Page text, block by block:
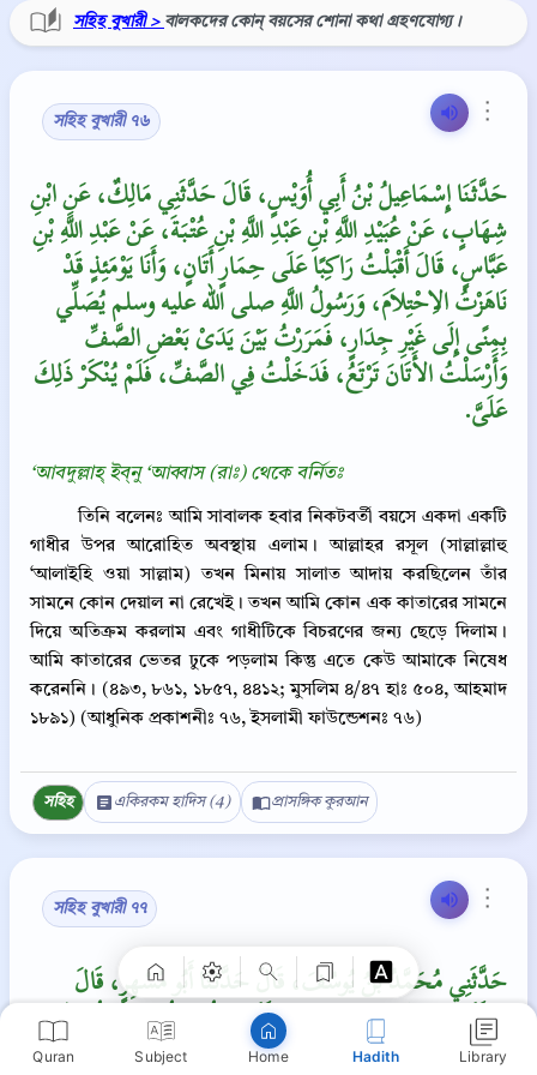
Quran Subject Home Hadith Library
সহিহ বুখারী > বালকদের কোন্‌ বয়সের শোনা কথা গ্রহণযোগ্য।
⋮
সহিহ বুখারী ৭৬
حَدَّثَنَا إِسْمَاعِيلُ بْنُ أَبِي أُوَيْسٍ، قَالَ حَدَّثَنِي مَالِكٌ، عَنِ ابْنِ
شِهَابٍ، عَنْ عُبَيْدِ اللَّهِ بْنِ عَبْدِ اللَّهِ بْنِ عُتْبَةَ، عَنْ عَبْدِ اللَّهِ بْنِ
عَبَّاسٍ، قَالَ أَقْبَلْتُ رَاكِبًا عَلَى حِمَارٍ أَتَانٍ، وَأَنَا يَوْمَئِذٍ قَدْ
نَاهَزْتُ الاِحْتِلاَمَ، وَرَسُولُ اللَّهِ صلى الله عليه وسلم يُصَلِّي
بِمِنًى إِلَى غَيْرِ جِدَارٍ، فَمَرَرْتُ بَيْنَ يَدَىْ بَعْضِ الصَّفِّ
وَأَرْسَلْتُ الأَتَانَ تَرْتَعُ، فَدَخَلْتُ فِي الصَّفِّ، فَلَمْ يُنْكَرْ ذَلِكَ
عَلَىَّ‏.‏
‘আবদুল্লাহ্‌ ইব্‌নু ‘আব্বাস (রাঃ) থেকে বর্নিতঃ
তিনি বলেনঃ আমি সাবালক হবার নিকটবর্তী বয়সে একদা একটি
গাধীর উপর আরোহিত অবস্থায় এলাম। আল্লাহর রসূল (সাল্লাল্লাহু
‘আলাইহি ওয়া সাল্লাম) তখন মিনায় সালাত আদায় করছিলেন তাঁর
সামনে কোন দেয়াল না রেখেই। তখন আমি কোন এক কাতারের সামনে
দিয়ে অতিক্রম করলাম এবং গাধীটিকে বিচরণের জন্য ছেড়ে দিলাম।
আমি কাতারের ভেতর ঢুকে পড়লাম কিন্তু এতে কেউ আমাকে নিষেধ
করেননি। (৪৯৩, ৮৬১, ১৮৫৭, ৪৪১২; মুসলিম ৪/৪৭ হাঃ ৫০৪, আহমাদ
১৮৯১) (আধুনিক প্রকাশনীঃ ৭৬, ইসলামী ফাউন্ডেশনঃ ৭৬)
সহিহ একিরকম হাদিস (4) প্রাসঙ্গিক কুরআন
⋮
সহিহ বুখারী ৭৭
حَدَّثَنِي مُحَمَّدُ بْنُ يُوسُفَ، قَالَ حَدَّثَنَا أَبُو مُسْهِرٍ، قَالَ
حَدَّثَنِي مُحَمَّدُ بْنُ حَرْبٍ، حَدَّثَنِي الزُّبَيْدِيُّ، عَنِ الزُّهْرِيِّ،
عَنْ مَحْمُودِ بْنِ الرَّبِيعِ، قَالَ عَقَلْتُ مِنَ النَّبِيِّ صلى الله عليه